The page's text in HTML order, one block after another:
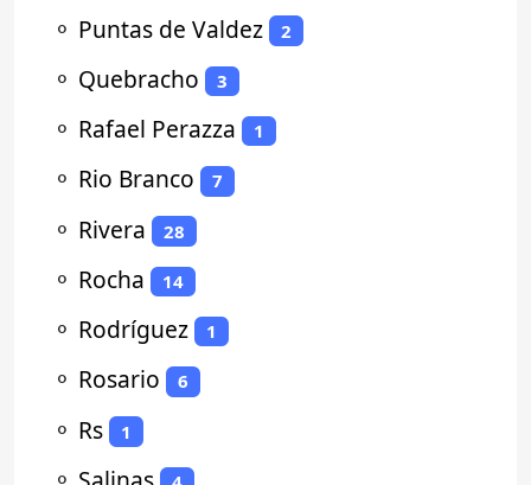
⚬ Puntas de Valdez 2
⚬ Quebracho 3
⚬ Rafael Perazza 1
⚬ Rio Branco 7
⚬ Rivera 28
⚬ Rocha 14
⚬ Rodríguez 1
⚬ Rosario 6
⚬ Rs 1